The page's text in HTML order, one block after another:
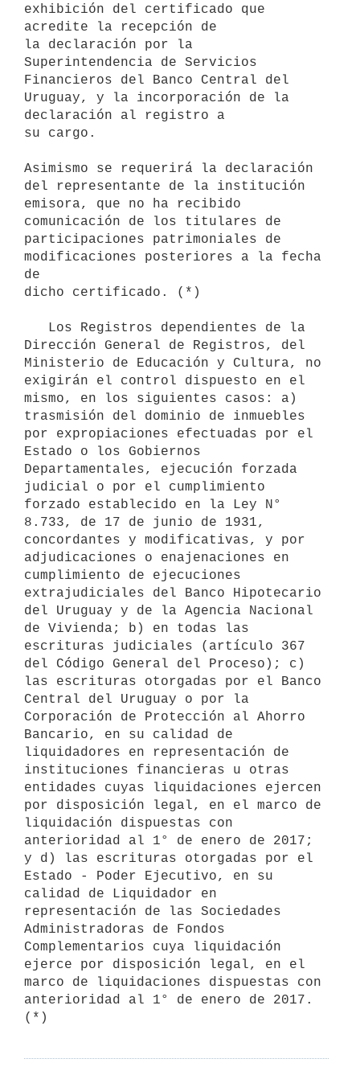
exhibición del certificado que
acredite la recepción de
la declaración por la
Superintendencia de Servicios
Financieros del Banco Central del
Uruguay, y la incorporación de la
declaración al registro a
su cargo.
Asimismo se requerirá la declaración
del representante de la institución
emisora, que no ha recibido
comunicación de los titulares de
participaciones patrimoniales de
modificaciones posteriores a la fecha
de
dicho certificado. (*)
Dirección General de Registros, del
Ministerio de Educación y Cultura, no
exigirán el control dispuesto en el
mismo, en los siguientes casos: a)
trasmisión del dominio de inmuebles
por expropiaciones efectuadas por el
Estado o los Gobiernos
Departamentales, ejecución forzada
judicial o por el cumplimiento
forzado establecido en la Ley N°
8.733, de 17 de junio de 1931,
concordantes y modificativas, y por
adjudicaciones o enajenaciones en
cumplimiento de ejecuciones
extrajudiciales del Banco Hipotecario
del Uruguay y de la Agencia Nacional
de Vivienda; b) en todas las
escrituras judiciales (artículo 367
del Código General del Proceso); c)
las escrituras otorgadas por el Banco
Central del Uruguay o por la
Corporación de Protección al Ahorro
Bancario, en su calidad de
liquidadores en representación de
instituciones financieras u otras
entidades cuyas liquidaciones ejercen
por disposición legal, en el marco de
liquidación dispuestas con
anterioridad al 1° de enero de 2017;
y d) las escrituras otorgadas por el
Estado - Poder Ejecutivo, en su
calidad de Liquidador en
representación de las Sociedades
Administradoras de Fondos
Complementarios cuya liquidación
ejerce por disposición legal, en el
marco de liquidaciones dispuestas con
anterioridad al 1° de enero de 2017.
(*)